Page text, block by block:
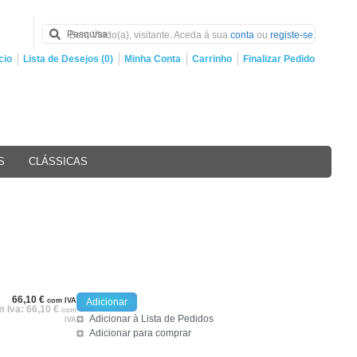
Bem Vindo(a), visitante. Aceda à sua conta ou registe-se.
Lista de Desejos (0) Minha Conta Carrinho Finalizar Pedido
CLÁSSICAS
66,10 € com IVA
Iva: 66,10 € com
IVA
Adicionar
Adicionar à Lista de Pedidos
Adicionar para comprar